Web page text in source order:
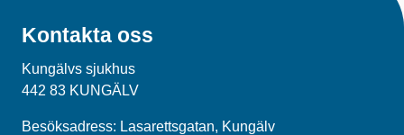
Kontakta oss
Kungälvs sjukhus
442 83 KUNGÄLV
Besöksadress: Lasarettsgatan, Kungälv